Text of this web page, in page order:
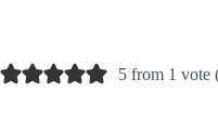
5 from 1 vote